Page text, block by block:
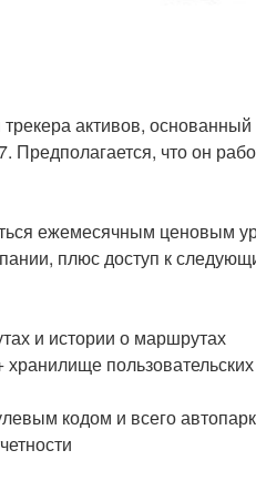
активов,
что он
ежемесячным ценовым
плюс доступ к
и истории о маршрутах
кодом и всего